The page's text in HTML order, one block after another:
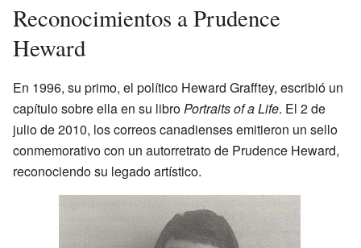
Reconocimientos a Prudence
Heward
En 1996, su primo, el político Heward Grafftey, escribió un
capítulo sobre ella en su libro Portraits of a Life. El 2 de
julio de 2010, los correos canadienses emitieron un sello
conmemorativo con un autorretrato de Prudence Heward,
reconociendo su legado artístico.